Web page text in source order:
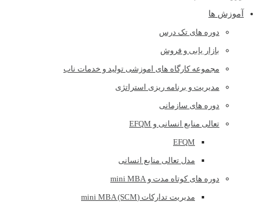
آموزش ها
دوره های تک درس
بازار یابی و فروش
مجموعه کارگاه های اموزشی تولید و خدمات ناب
مدیریت و برنامه ریزی استراتژی
دوره های سازمانی
تعالی منابع انسانی و EFQM
EFQM
مدل تعالی منابع انسانی
دوره های کوتاه مدت و mini MBA
مدیریت تدارکات (mini MBA (SCM